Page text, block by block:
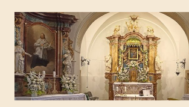
content